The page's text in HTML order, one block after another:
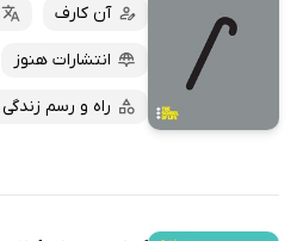
آن کارف
انتشارات هنوز
راه و رسم زندگی